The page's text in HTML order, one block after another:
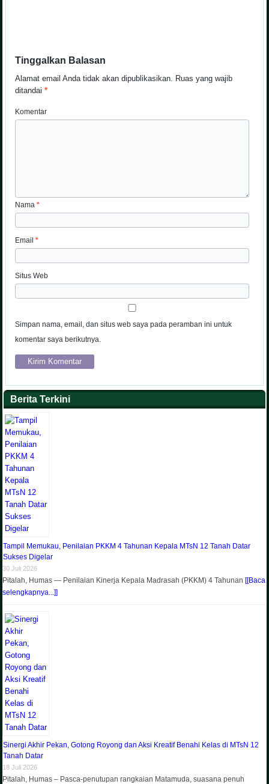
Tinggalkan Balasan
Alamat email Anda tidak akan dipublikasikan. Ruas yang wajib
ditandai*
Komentar
Nama*
Email*
Situs Web
Simpan nama, email, dan situs web saya pada peramban ini untuk
komentar saya berikutnya.
Berita Terkini
Tampil Memukau, Penilaian PKKM 4 Tahunan Kepala MTsN 12 Tanah Datar
Sukses Digelar
30 Juli 2026
Pitalah, Humas — Penilaian Kinerja Kepala Madrasah (PKKM) 4 Tahunan[[Baca
selengkapnya...]]
Sinergi Akhir Pekan, Gotong Royong dan Aksi Kreatif Benahi Kelas di MTsN 12
Tanah Datar
18 Juli 2026
Pitalah, Humas – Pasca-penutupan rangkaian Matamuda, suasana penuh